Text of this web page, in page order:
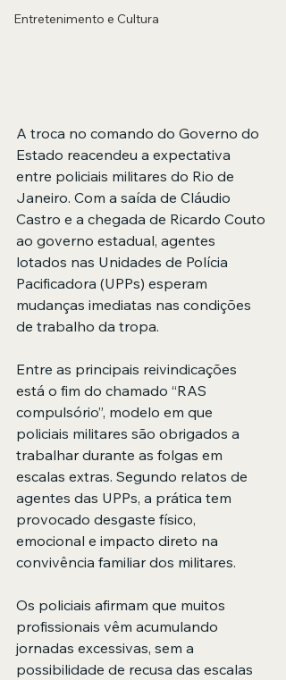
Entretenimento e Cultura
A troca no comando do Governo do
Estado reacendeu a expectativa
entre policiais militares do Rio de
Janeiro. Com a saída de Cláudio
Castro e a chegada de Ricardo Couto
ao governo estadual, agentes
lotados nas Unidades de Polícia
Pacificadora (UPPs) esperam
mudanças imediatas nas condições
de trabalho da tropa.
Entre as principais reivindicações
está o fim do chamado “RAS
compulsório”, modelo em que
policiais militares são obrigados a
trabalhar durante as folgas em
escalas extras. Segundo relatos de
agentes das UPPs, a prática tem
provocado desgaste físico,
emocional e impacto direto na
convivência familiar dos militares.
Os policiais afirmam que muitos
profissionais vêm acumulando
jornadas excessivas, sem a
possibilidade de recusa das escalas